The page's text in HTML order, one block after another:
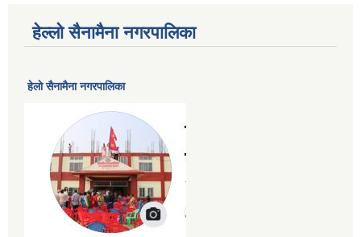
हेल्लो सैनामैना नगरपालिका
हेलाे सैनामैना नगरपालिका